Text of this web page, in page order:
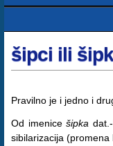
šipci ili
Pravilno je i jedno i
Od imenicešipka
sibilarizacija (promena